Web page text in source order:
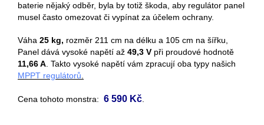
baterie nějaký odběr, byla by totiž škoda, aby regulátor panel
musel často omezovat či vypínat za účelem ochrany.
Váha 25 kg, rozměr 211 cm na délku a 105 cm na šířku,
Panel dává vysoké napětí až 49,3 V při proudové hodnotě
11,66 A. Takto vysoké napětí vám zpracují oba typy našich
MPPT regulátorů.
Cena tohoto monstra: 6 590 Kč.